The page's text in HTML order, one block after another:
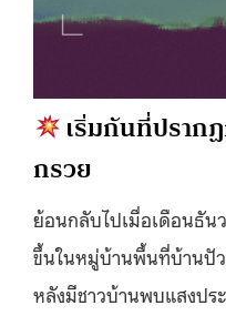
เริ่มกันที่ปราก
กรวย
ย้อนกลับไปเมื่อเดือนธัน
ขึ้นในหมู่บ้านพื้นที่บ้านปัว
หลังมีชาวบ้านพบแสงป